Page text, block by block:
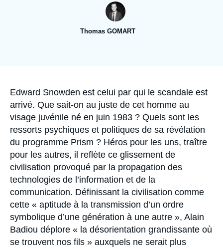
Nous soutenir
Proche-Orient
Thomas GOMART
Accroche
Edward Snowden est celui par qui le scandale est
arrivé. Que sait-on au juste de cet homme au
visage juvénile né en juin 1983 ? Quels sont les
ressorts psychiques et politiques de sa révélation
du programme Prism ? Héros pour les uns, traître
pour les autres, il reflète ce glissement de
civilisation provoqué par la propagation des
technologies de l’information et de la
communication. Définissant la civilisation comme
cette « aptitude à la transmission d’un ordre
symbolique d’une génération à une autre », Alain
Badiou déplore « la désorientation grandissante où
se trouvent nos fils » auxquels ne serait plus